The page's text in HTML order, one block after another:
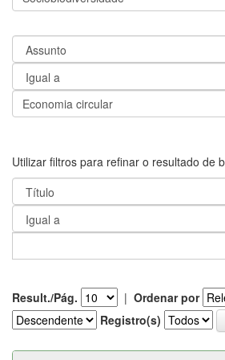
Utilizar filtros para refinar o resultado de
Result./Pág. | Ordenar por
Registro(s)